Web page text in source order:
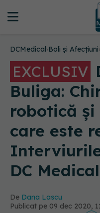
DCMedical›Boli și Afecțiuni›
EXCLUSIV
Buliga:
robotică
care este
DC Medical
De Dana Lascu
Publicat pe 09 dec 2020,